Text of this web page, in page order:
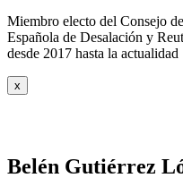
Miembro electo del Consejo
Española de Desalación y
desde 2017 hasta la actualidad
x
Belén Gutiérrez